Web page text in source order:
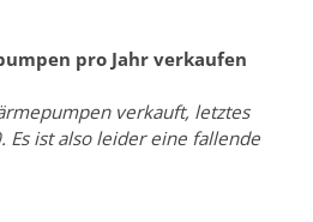
pro Jahr verkaufen
verkauft, letztes
Es ist also leider eine fallende